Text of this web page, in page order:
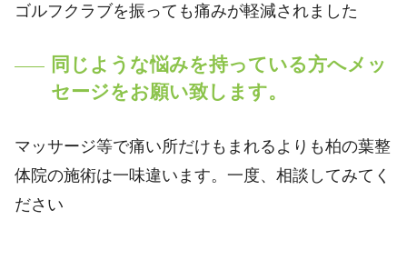
ゴルフクラブを振っても痛みが軽減されました
同じような悩みを持っている方へメッ
セージをお願い致します。
マッサージ等で痛い所だけもまれるよりも柏の葉整
体院の施術は一味違います。一度、相談してみてく
ださい